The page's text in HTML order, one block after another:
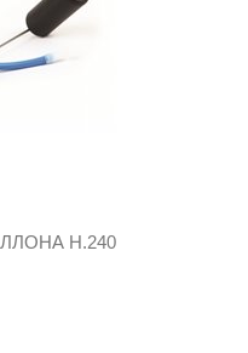
Н.240